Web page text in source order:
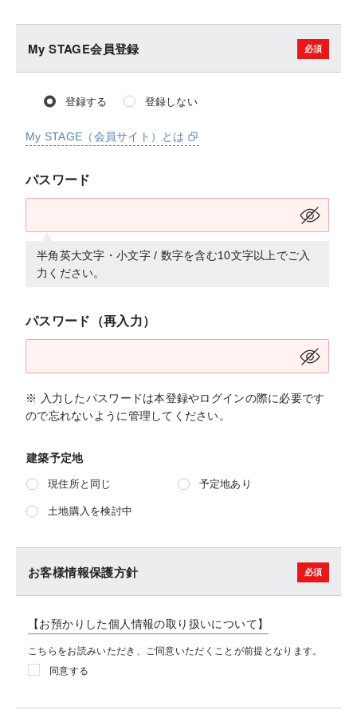
My STAGE会員登録
登録する 登録しない
My STAGE（会員サイト）とは
パスワード
半角英大文字・小文字 / 数字を含む10文字以上でご入
力ください。
パスワード（再入力）
※ 入力したパスワードは本登録やログインの際に必要です
ので忘れないように管理してください。
建築予定地
現住所と同じ 予定地あり
土地購入を検討中
お客様情報保護方針
【お預かりした個人情報の取り扱いについて】
こちらをお読みいただき、ご同意いただくことが前提となります。
同意する